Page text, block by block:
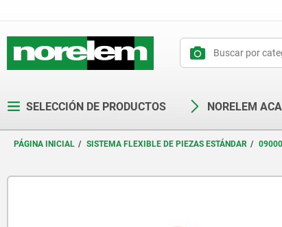
SELECCIÓN DE PRODUCTOS NORELEM
PÁGINA INICIAL SISTEMA FLEXIBLE DE PIEZAS ESTÁNDAR 09000